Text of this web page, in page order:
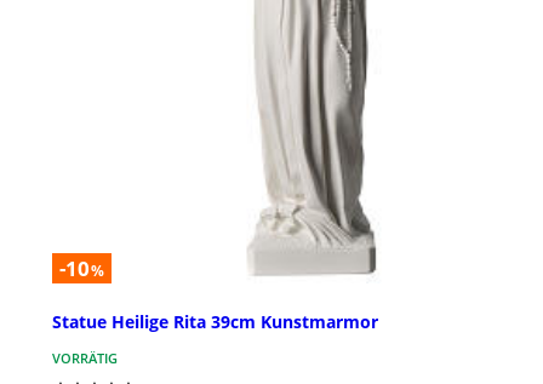
-10%
Statue Heilige Rita 39cm Kunstmarmor
VORRÄTIG